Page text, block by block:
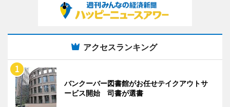
アクセスランキング
バンクーバー図書館がお任せテイクアウトサ
ービス開始 司書が選書